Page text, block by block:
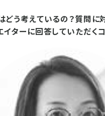
どう考えているの？質問に
イターに回答していただく